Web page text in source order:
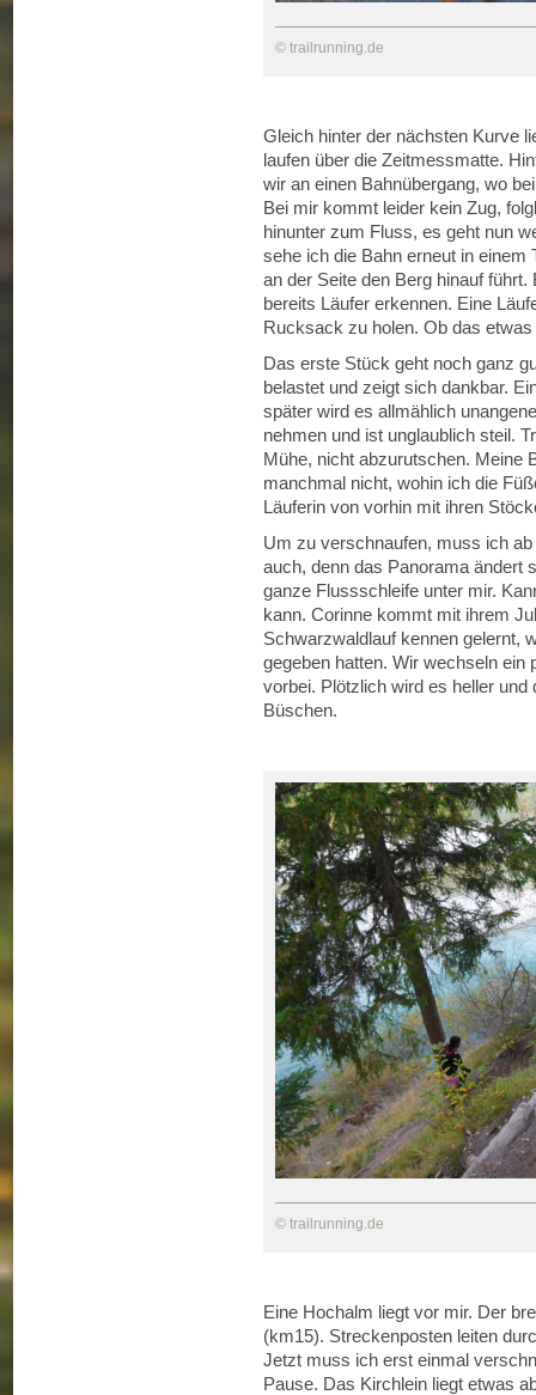
© trailrunning.de
Gleich hinter der nächsten Kurve
laufen über die Zeitmessmatte.
wir an einen Bahnübergang, wo
Bei mir kommt leider kein Zug,
hinunter zum Fluss, es geht nun
sehe ich die Bahn erneut in einem
an der Seite den Berg hinauf
bereits Läufer erkennen. Eine
Rucksack zu holen. Ob das etwas
Das erste Stück geht noch ganz
belastet und zeigt sich dankbar.
später wird es allmählich
nehmen und ist unglaublich steil.
Mühe, nicht abzurutschen. Meine
manchmal nicht, wohin ich die
Läuferin von vorhin mit ihren
Um zu verschnaufen, muss ich
auch, denn das Panorama ändert
ganze Flussschleife unter mir.
kann. Corinne kommt mit ihrem
Schwarzwaldlauf kennen gelernt,
gegeben hatten. Wir wechseln ein
vorbei. Plötzlich wird es heller
Büschen.
© trailrunning.de
Eine Hochalm liegt vor mir. Der
(km15). Streckenposten leiten
Jetzt muss ich erst einmal
Pause. Das Kirchlein liegt etwas